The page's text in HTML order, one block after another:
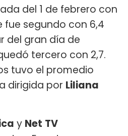
del 1 de febrero con
fue segundo con 6,4
del gran día de
tercero con 2,7.
tuvo el promedio
dirigida por Liliana
y Net TV